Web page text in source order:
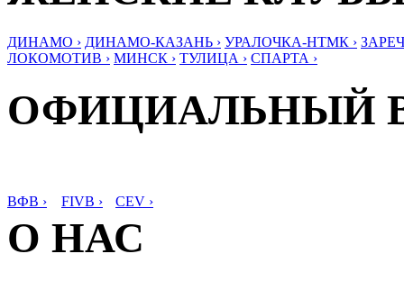
ДИНАМО › ДИНАМО-КАЗАНЬ › УРАЛОЧКА-НТМК ›
ЛОКОМОТИВ › МИНСК › ТУЛИЦА › СПАРТА ›
ОФИЦИАЛЬНЫЙ
ВФВ › FIVB › CEV ›
О НАС